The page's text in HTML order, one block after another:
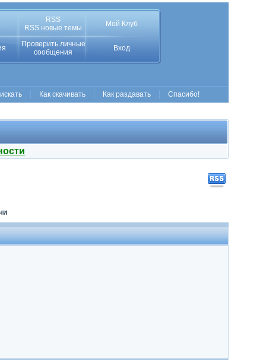
RSS
RSS новые темы
Мой Клуб
Проверить личные
сообщения
Вход
Как скачивать Как раздавать Спасибо!